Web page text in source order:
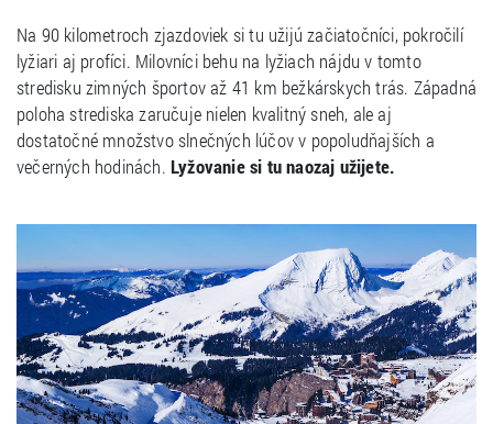
Na 90 kilometroch zjazdoviek si tu užijú začiatočníci, pokročilí
lyžiari aj profíci. Milovníci behu na lyžiach nájdu v tomto
stredisku zimných športov až 41 km bežkárskych trás. Západná
poloha strediska zaručuje nielen kvalitný sneh, ale aj
dostatočné množstvo slnečných lúčov v popoludňajších a
večerných hodinách. Lyžovanie si tu naozaj užijete.